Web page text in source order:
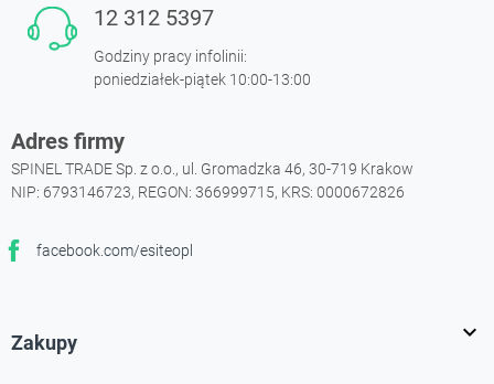
12 312 5397
Godziny pracy infolinii:
poniedziałek-piątek 10:00-13:00
Adres firmy
SPINEL TRADE Sp. z o.o., ul. Gromadzka 46, 30-719 Krakow
NIP: 6793146723, REGON: 366999715, KRS: 0000672826
facebook.com/esiteopl
Facebook
Zakupy 